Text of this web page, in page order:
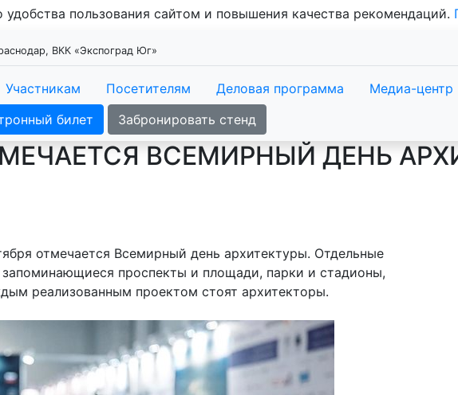
пользования сайтом и повышения качества рекомендаций.
ВКК «Экспоград Юг»
Участникам Посетителям Деловая программа
Медиа-центр
билет
Забронировать стенд
ВСЕМИРНЫЙ ДЕНЬ
отмечается Всемирный день архитектуры. Отдельные
проспекты и площади, парки и стадионы,
реализованным проектом стоят архитекторы.